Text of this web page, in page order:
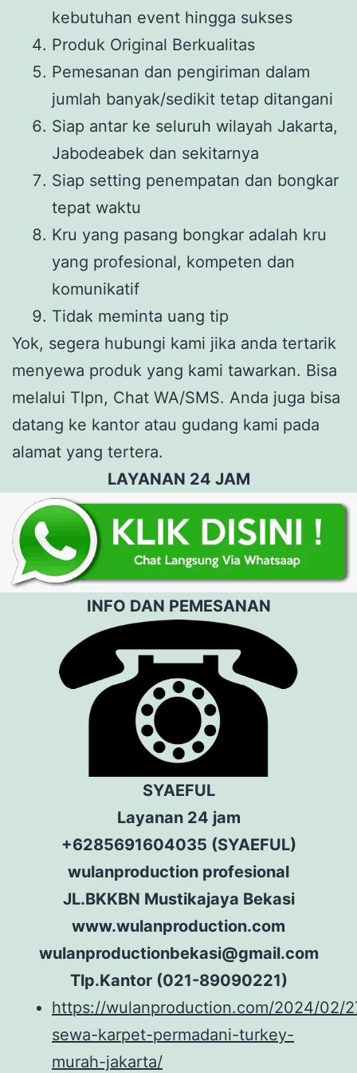
kebutuhan event hingga sukses
Produk Original Berkualitas
Pemesanan dan pengiriman dalam
jumlah banyak/sedikit tetap ditangani
Siap antar ke seluruh wilayah Jakarta,
Jabodeabek dan sekitarnya
Siap setting penempatan dan bongkar
tepat waktu
Kru yang pasang bongkar adalah kru
yang profesional, kompeten dan
komunikatif
Tidak meminta uang tip
Yok, segera hubungi kami jika anda tertarik
menyewa produk yang kami tawarkan. Bisa
melalui Tlpn, Chat WA/SMS. Anda juga bisa
datang ke kantor atau gudang kami pada
alamat yang tertera.
LAYANAN 24 JAM
INFO DAN PEMESANAN
SYAEFUL
Layanan 24 jam
+6285691604035 (SYAEFUL)
wulanproduction profesional
JL.BKKBN Mustikajaya Bekasi
www.wulanproduction.com
wulanproductionbekasi@gmail.com
Tlp.Kantor (021-89090221)
https://wulanproduction.com/2024/02/
sewa-karpet-permadani-turkey-
murah-jakarta/